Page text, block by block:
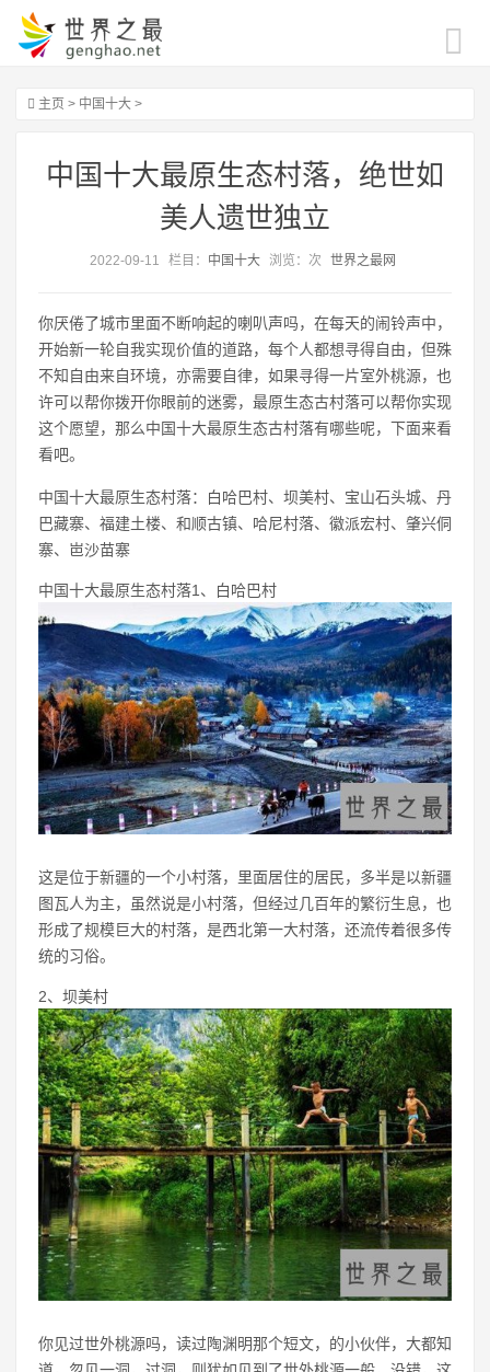
主页 > 中国十大 >
中国十大最原生态村落，绝世如
美人遗世独立
2022-09-11 栏目： 中国十大 浏览： 次 世界之最网
你厌倦了城市里面不断响起的喇叭声吗，在每天的闹铃声中，
开始新一轮自我实现价值的道路，每个人都想寻得自由，但殊
不知自由来自环境，亦需要自律，如果寻得一片室外桃源，也
许可以帮你拨开你眼前的迷雾，最原生态古村落可以帮你实现
这个愿望，那么中国十大最原生态古村落有哪些呢，下面来看
看吧。
中国十大最原生态村落：白哈巴村、坝美村、宝山石头城、丹
巴藏寨、福建土楼、和顺古镇、哈尼村落、徽派宏村、肇兴侗
寨、岜沙苗寨
中国十大最原生态村落1、白哈巴村
这是位于新疆的一个小村落，里面居住的居民，多半是以新疆
图瓦人为主，虽然说是小村落，但经过几百年的繁衍生息，也
形成了规模巨大的村落，是西北第一大村落，还流传着很多传
统的习俗。
2、坝美村
你见过世外桃源吗，读过陶渊明那个短文，的小伙伴，大都知